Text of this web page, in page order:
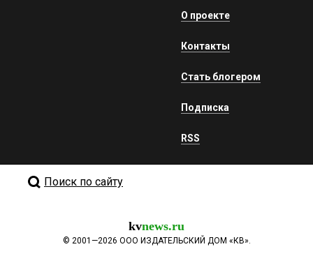
О проекте
Контакты
Стать блогером
Подписка
RSS
Поиск по сайту
kvnews.ru
© 2001—2026 ООО ИЗДАТЕЛЬСКИЙ ДОМ «КВ».